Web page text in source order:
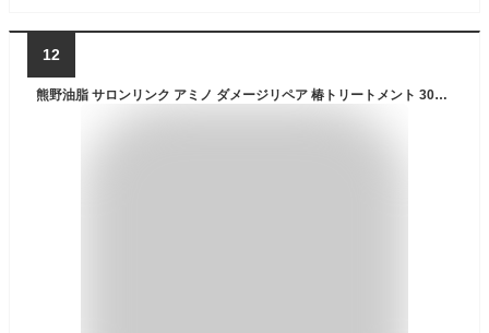
12
熊野油脂 サロンリンク アミノ ダメージリペア 椿トリートメント 300g【ゆうパック対応】【ドラッグストア】